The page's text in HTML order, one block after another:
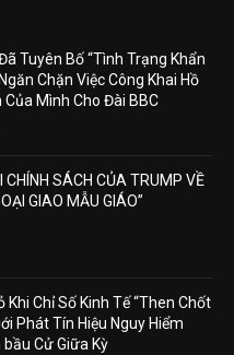
Tuyên Bố “Tình Trạng Khẩn
Chặn Việc Công Khai Hồ
Của Mình Cho Đài BBC
CHÍNH SÁCH CỦA TRUMP VỀ
GIAO MẪU GIÁO”
Khi Chỉ Số Kinh Tế “Then Chốt
Phát Tín Hiệu Nguy Hiểm
Cử Giữa Kỳ